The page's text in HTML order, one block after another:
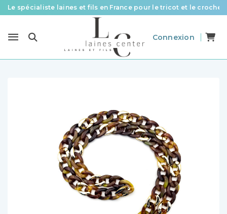
Le spécialiste laines et fils en France pour le tricot et le crochet
Livraison offerte à partir de 58 € d’achat
Connexion